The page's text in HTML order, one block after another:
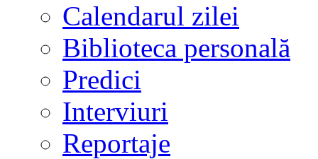
Calendarul zilei
Biblioteca personală
Predici
Interviuri
Reportaje